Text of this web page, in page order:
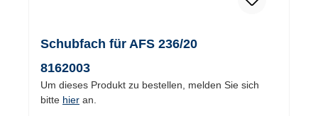
Schubfach für AFS 236/20
8162003
Um dieses Produkt zu bestellen, melden Sie sich
bitte hier an.